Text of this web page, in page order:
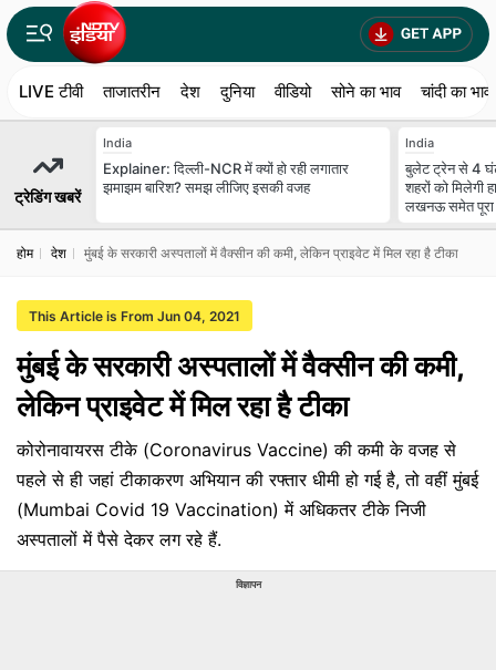
LIVE टीवी ताजातरीन देश दुनिया वीडियो सोने का भाव चांदी का भाव
ट्रेडिंग खबरें
India
Explainer: दिल्ली-NCR में क्यों हो रही लगातार
झमाझम बारिश? समझ लीजिए इसकी वजह
India
बुलेट ट्रेन से 4 घंटे
शहरों को मिलेगी
लखनऊ समेत
होम देश मुंबई के सरकारी अस्पतालों में वैक्सीन की कमी, लेकिन प्राइवेट में मिल रहा है टीका
This Article is From Jun 04, 2021
मुंबई के सरकारी अस्पतालों में वैक्सीन की कमी,
लेकिन प्राइवेट में मिल रहा है टीका
कोरोनावायरस टीके (Coronavirus Vaccine) की कमी के वजह से
पहले से ही जहां टीकाकरण अभियान की रफ्तार धीमी हो गई है, तो वहीं मुंबई
(Mumbai Covid 19 Vaccination) में अधिकतर टीके निजी
अस्पतालों में पैसे देकर लग रहे हैं.
विज्ञापन